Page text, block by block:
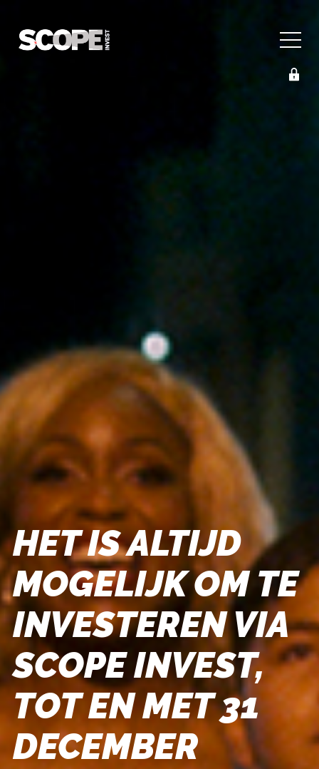
HET IS ALTIJD
MOGELIJK OM TE
INVESTEREN VIA
SCOPE INVEST,
TOT EN MET 31
DECEMBER